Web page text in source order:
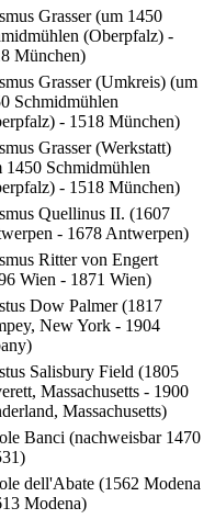
Grasser (um 1450
(Oberpfalz) -
München)
Grasser (Umkreis) (um
Schmidmühlen
- 1518 München)
Grasser (Werkstatt)
1450 Schmidmühlen
- 1518 München)
Quellinus II. (1607
- 1678 Antwerpen)
Ritter von Engert
Wien - 1871 Wien)
Dow Palmer (1817
New York - 1904
Salisbury Field (1805
Massachusetts - 1900
Massachusetts)
Banci (nachweisbar 1470
dell'Abate (1562 Modena
Modena)